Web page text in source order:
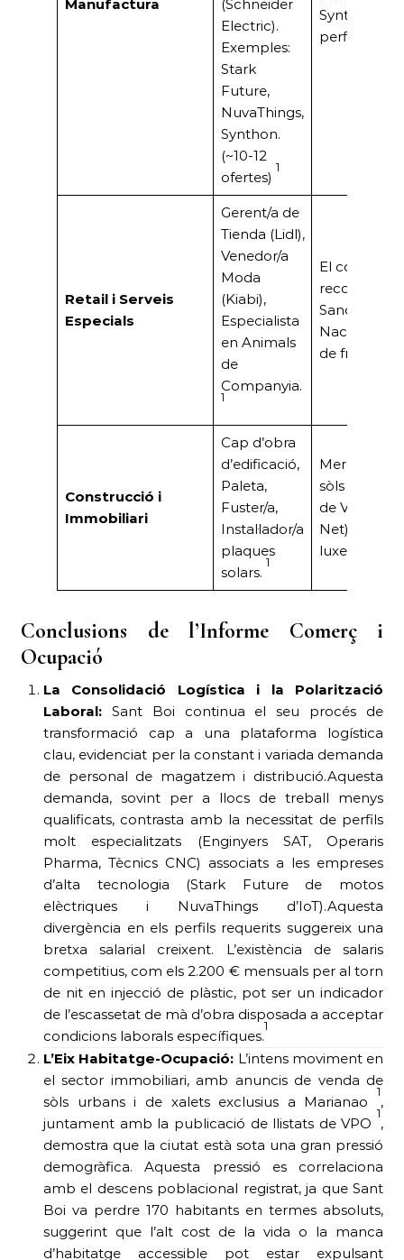
Manufactura
(Schneider
Electric).
Exemples:
Stark
Future,
NuvaThings,
Synthon.
(~10-12
ofertes)
1
Synthon)
perfils
Retail i Serveis
Especials
Gerent/a de
Tienda (Lidl),
Venedor/a
Moda
(Kiabi),
Especialista
en Animals
de
Companyia.
1
El comerç
reconegut
Sancho,
de
Construcció i
Immobiliari
Cap d’obra
d’edificació,
Paleta,
Fuster/a,
Instal·lador/a
plaques
solars.
1
Mercat
sòls urbans
de VPO
luxe
Conclusions de l’Informe Comerç i
Ocupació
La Consolidació Logística i la Polarització
Laboral: Sant Boi continua el seu procés de
transformació cap a una plataforma logística
clau, evidenciat per la constant i variada demanda
de personal de magatzem i distribució.Aquesta
demanda, sovint per a llocs de treball menys
qualificats, contrasta amb la necessitat de perfils
molt especialitzats (Enginyers SAT, Operaris
Pharma, Tècnics CNC) associats a les empreses
d’alta tecnologia (Stark Future de motos
elèctriques i NuvaThings d’IoT).Aquesta
divergència en els perfils requerits suggereix una
bretxa salarial creixent. L’existència de salaris
competitius, com els 2.200 € mensuals per al torn
de nit en injecció de plàstic, pot ser un indicador
de l’escassetat de mà d’obra disposada a acceptar
condicions laborals específiques.
1
L’Eix Habitatge-Ocupació: L’intens moviment en
el sector immobiliari, amb anuncis de venda de
sòls urbans i de xalets exclusius a Marianao
1
,
juntament amb la publicació de llistats de VPO
1
,
demostra que la ciutat està sota una gran pressió
demogràfica. Aquesta pressió es correlaciona
amb el descens poblacional registrat, ja que Sant
Boi va perdre 170 habitants en termes absoluts,
suggerint que l’alt cost de la vida o la manca
d’habitatge accessible pot estar expulsant